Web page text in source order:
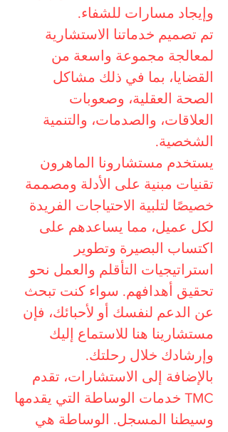
وإيجاد مسارات للشفاء.
تم تصميم خدماتنا الاستشارية
لمعالجة مجموعة واسعة من
القضايا، بما في ذلك مشاكل
الصحة العقلية، وصعوبات
العلاقات، والصدمات، والتنمية
الشخصية.
يستخدم مستشارونا الماهرون
تقنيات مبنية على الأدلة ومصممة
خصيصًا لتلبية الاحتياجات الفريدة
لكل عميل، مما يساعدهم على
اكتساب البصيرة وتطوير
استراتيجيات التأقلم والعمل نحو
تحقيق أهدافهم. سواء كنت تبحث
عن الدعم لنفسك أو لأحبائك، فإن
مستشارينا هنا للاستماع إليك
وإرشادك خلال رحلتك.
بالإضافة إلى الاستشارات، تقدم
TMC خدمات الوساطة التي يقدمها
وسيطنا المسجل. الوساطة هي